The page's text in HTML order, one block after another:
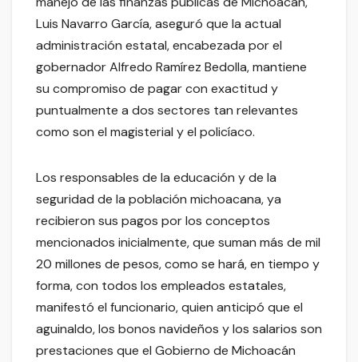
Luis Navarro García, aseguró que la actual
administración estatal, encabezada por el
gobernador Alfredo Ramírez Bedolla, mantiene
su compromiso de pagar con exactitud y
puntualmente a dos sectores tan relevantes
como son el magisterial y el policíaco.
Los responsables de la educación y de la
seguridad de la población michoacana, ya
recibieron sus pagos por los conceptos
mencionados inicialmente, que suman más de mil
20 millones de pesos, como se hará, en tiempo y
forma, con todos los empleados estatales,
manifestó el funcionario, quien anticipó que el
aguinaldo, los bonos navideños y los salarios son
prestaciones que el Gobierno de Michoacán